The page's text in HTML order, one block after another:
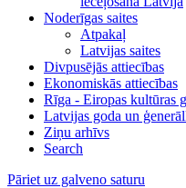
Noderīgas saites
Atpakaļ
Latvijas saites
Divpusējās attiecības
Ekonomiskās attiecības
Rīga - Eiropas kultūras
Latvijas goda un
Ziņu arhīvs
Search
Pāriet uz galveno saturu